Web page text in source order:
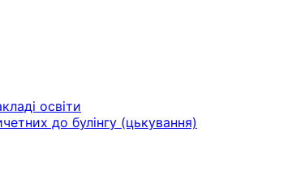
освіти
до булінгу (цькування)